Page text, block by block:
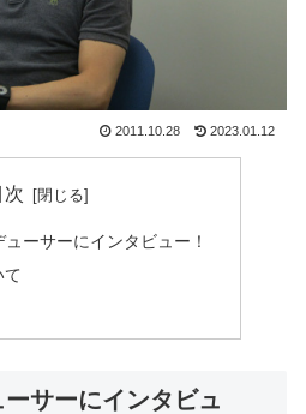
2011.10.28 2023.01.12
次
ーサーにインタビュー！
て
サーにインタビュ